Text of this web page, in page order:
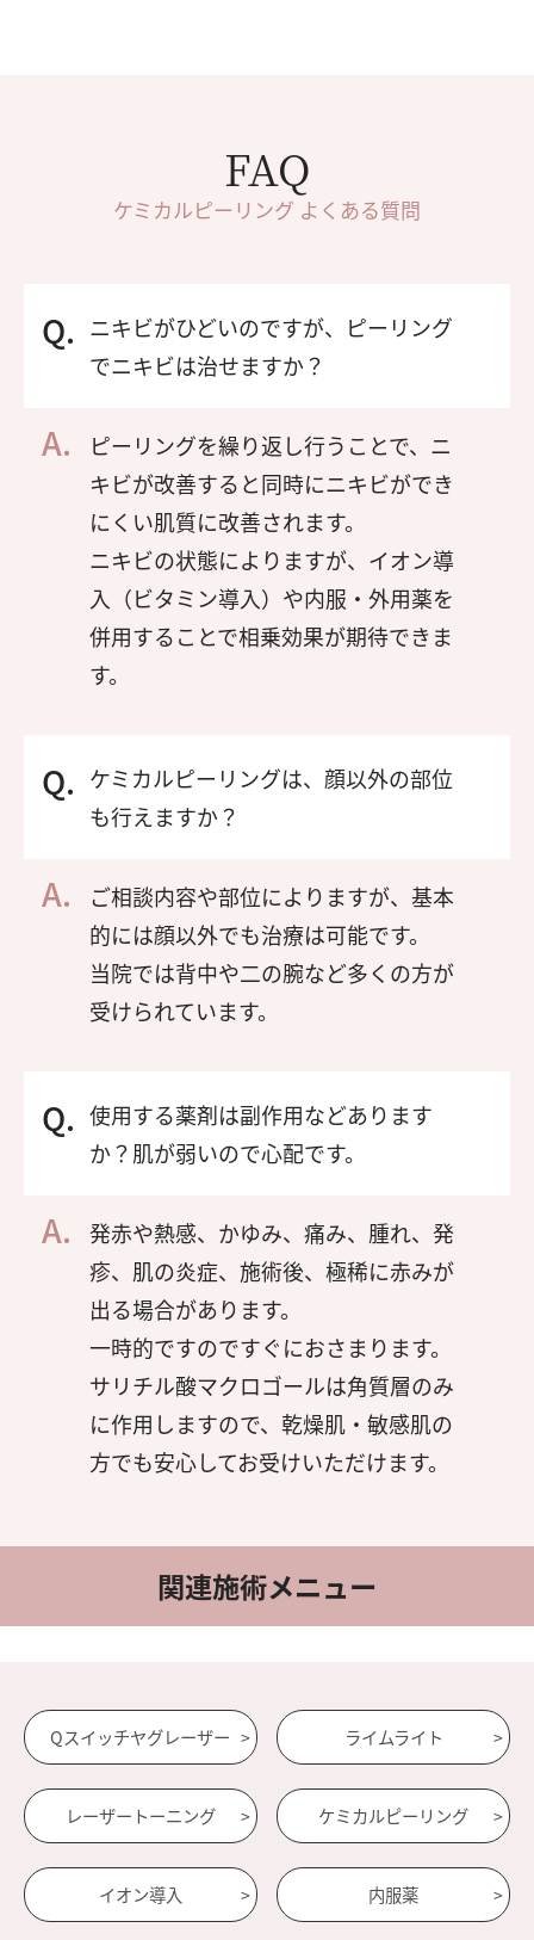
FAQ
ケミカルピーリング よくある質問
ニキビがひどいのですが、ピーリング
でニキビは治せますか？
ピーリングを繰り返し行うことで、ニ
キビが改善すると同時にニキビができ
にくい肌質に改善されます。
ニキビの状態によりますが、イオン導
入（ビタミン導入）や内服・外用薬を
併用することで相乗効果が期待できま
す。
ケミカルピーリングは、顔以外の部位
も行えますか？
ご相談内容や部位によりますが、基本
的には顔以外でも治療は可能です。
当院では背中や二の腕など多くの方が
受けられています。
使用する薬剤は副作用などあります
か？肌が弱いので心配です。
発赤や熱感、かゆみ、痛み、腫れ、発
疹、肌の炎症、施術後、極稀に赤みが
出る場合があります。
一時的ですのですぐにおさまります。
サリチル酸マクロゴールは角質層のみ
に作用しますので、乾燥肌・敏感肌の
方でも安心してお受けいただけます。
関連施術メニュー
Qスイッチヤグレーザー ライムライト
レーザートーニング ケミカルピーリング
イオン導入 内服薬